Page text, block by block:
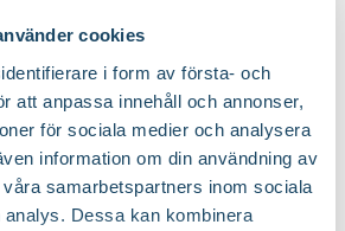
cookies
i form av första- och
att anpassa innehåll och annonser,
för sociala medier och analysera
information om din användning av
samarbetspartners inom sociala
Dessa kan kombinera
I lager
'Loch Tay' produktsida
Välj butik
Online
Till Produkten
till Björnbär